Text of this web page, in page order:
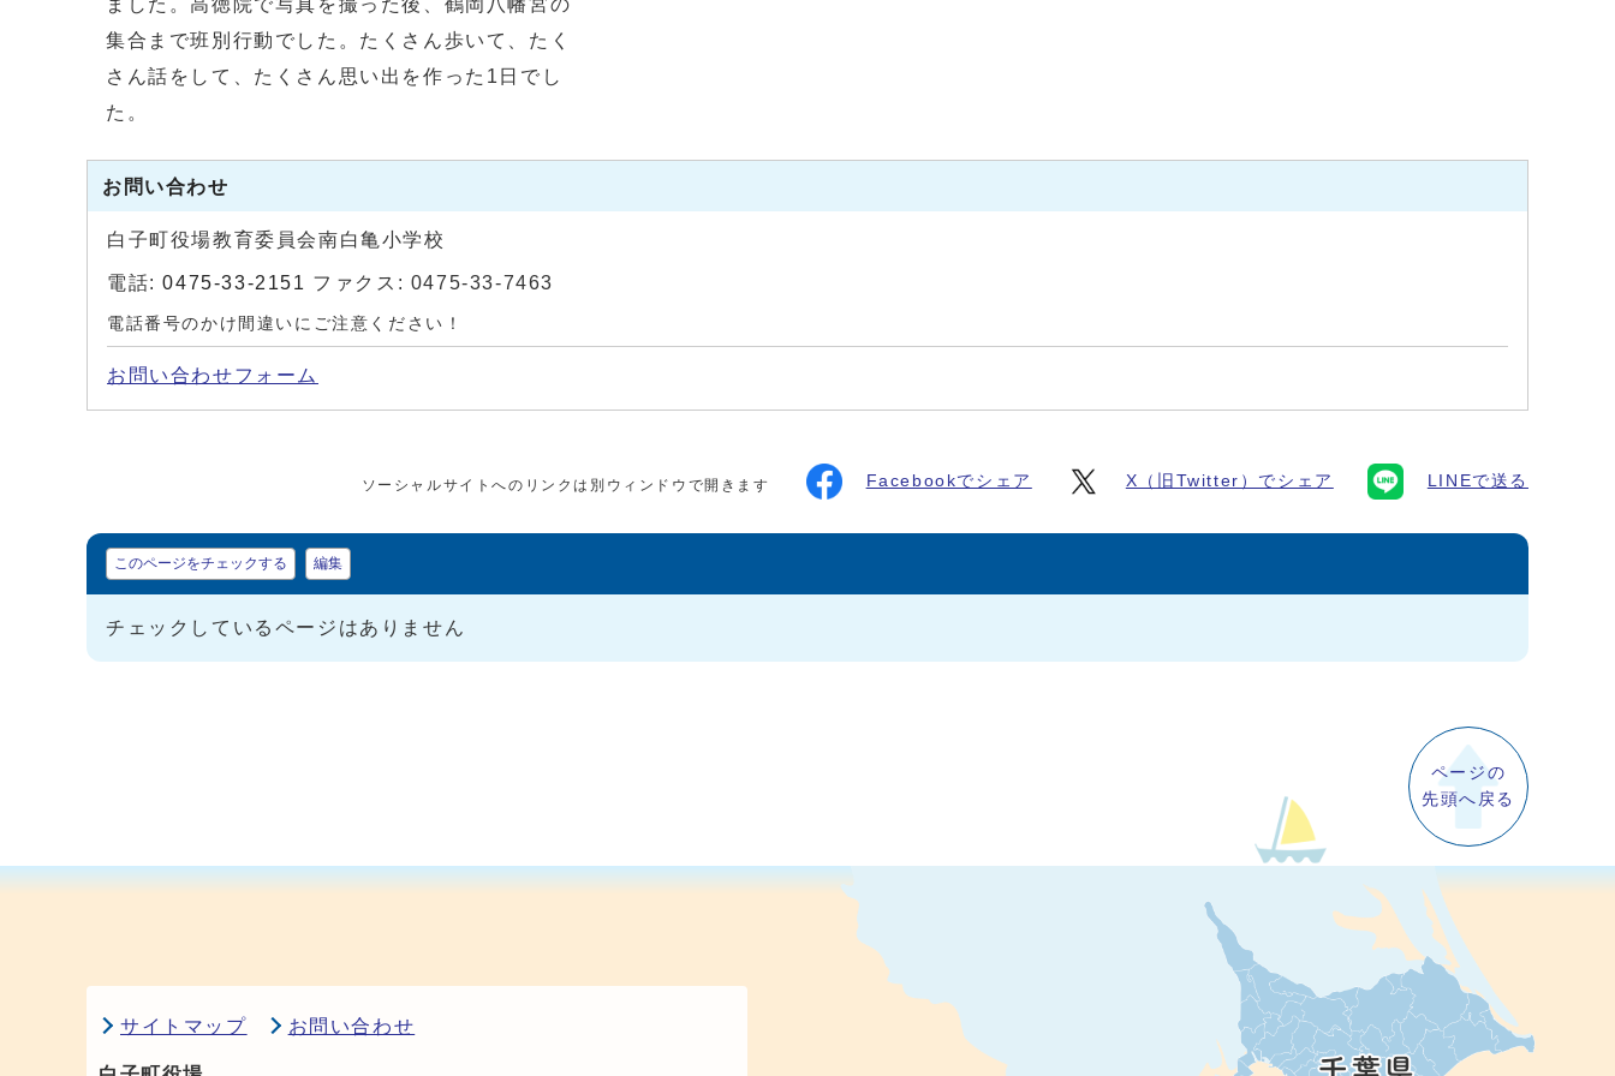
ました。高徳院で写真を撮った後、鶴岡八幡宮の
集合まで班別行動でした。たくさん歩いて、たく
さん話をして、たくさん思い出を作った1日でし
た。
お問い合わせ
白子町役場教育委員会南白亀小学校
電話:0475-33-2151 ファクス: 0475-33-7463
電話番号のかけ間違いにご注意ください！
お問い合わせフォーム
ソーシャルサイトへのリンクは別ウィンドウで開きます Facebookでシェア X（旧Twitter）でシェア LINEで送る
マイページ
このページをチェックする 編集
チェックしているページはありません
ページの
先頭へ戻る
サイトマップ お問い合わせ